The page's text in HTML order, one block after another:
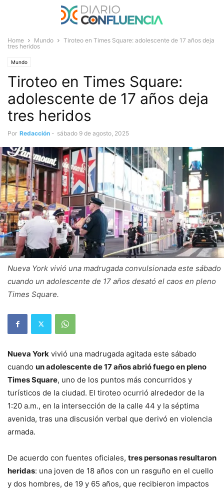
Home Mundo
Tiroteo en Times Square: adolescente de 17 años deja
tres heridos
Mundo
Tiroteo en Times Square:
adolescente de 17 años deja
tres heridos
Por Redacción - sábado 9 de agosto, 2025
Nueva York vivió una madrugada convulsionada este sábado
cuando un adolescente de 17 años desató el caos en pleno
Times Square.
Nueva York vivió una madrugada agitada este sábado
cuando un adolescente de 17 años abrió fuego en pleno
Times Square, uno de los puntos más concurridos y
turísticos de la ciudad. El tiroteo ocurrió alrededor de la
1:20 a.m., en la intersección de la calle 44 y la séptima
avenida, tras una discusión verbal que derivó en violencia
armada.
De acuerdo con fuentes oficiales, tres personas resultaron
heridas: una joven de 18 años con un rasguño en el cuello
y dos hombres, de 19 y 65 años, que recibieron impactos